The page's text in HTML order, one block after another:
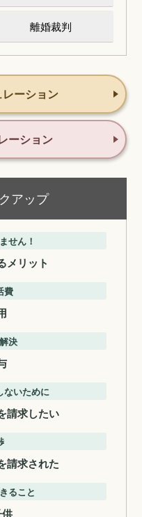
離婚裁判
ーション
ーション
アップ
せん！
メリット
費
決
ないために
請求したい
請求された
ること